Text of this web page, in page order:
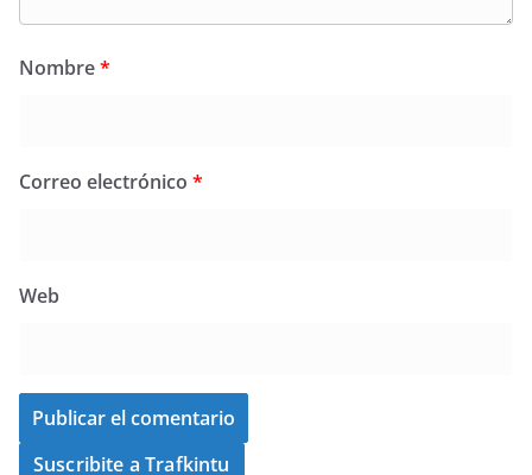
Nombre*
Correo electrónico *
Web
Suscribite a Trafkintu